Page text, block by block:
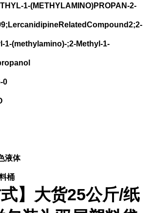
1-(METHYLAMINO)PROPAN-2-
1-(methylamino)-;2-Methyl-1-
0
液体
桶
式】大货25公斤/纸